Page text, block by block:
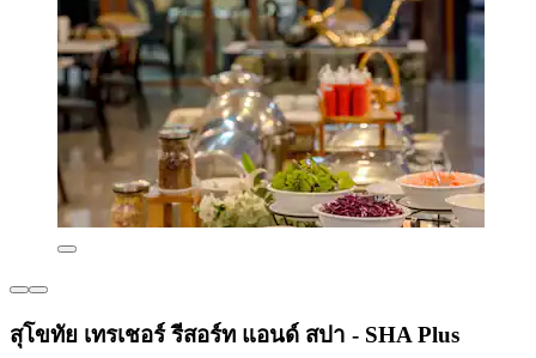
สุโขทัย เทรเชอร์ รีสอร์ท แอนด์ สปา - SHA Plus